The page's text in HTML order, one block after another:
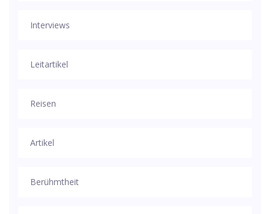
Interviews
Leitartikel
Reisen
Artikel
Berühmtheit